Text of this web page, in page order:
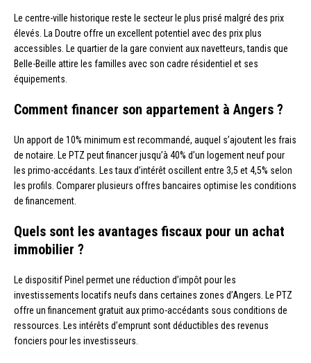
Le centre-ville historique reste le secteur le plus prisé malgré des prix
élevés. La Doutre offre un excellent potentiel avec des prix plus
accessibles. Le quartier de la gare convient aux navetteurs, tandis que
Belle-Beille attire les familles avec son cadre résidentiel et ses
équipements.
Comment financer son appartement à Angers ?
Un apport de 10% minimum est recommandé, auquel s’ajoutent les frais
de notaire. Le PTZ peut financer jusqu’à 40% d’un logement neuf pour
les primo-accédants. Les taux d’intérêt oscillent entre 3,5 et 4,5% selon
les profils. Comparer plusieurs offres bancaires optimise les conditions
de financement.
Quels sont les avantages fiscaux pour un achat
immobilier ?
Le dispositif Pinel permet une réduction d’impôt pour les
investissements locatifs neufs dans certaines zones d’Angers. Le PTZ
offre un financement gratuit aux primo-accédants sous conditions de
ressources. Les intérêts d’emprunt sont déductibles des revenus
fonciers pour les investisseurs.